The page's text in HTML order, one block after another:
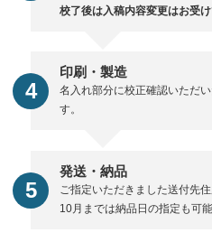
校了後は入稿内容変更はお受け
印刷・製造
名入れ部分に校正確認いただ
す。
発送・納品
ご指定いただきました送付先住
10月までは納品日の指定も可能